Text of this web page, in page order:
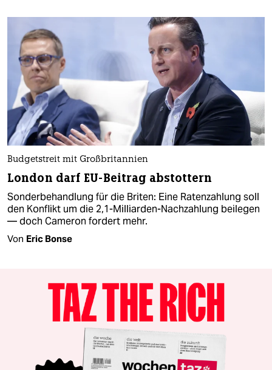
Budgetstreit mit Großbritannien
London darf EU-Beitrag abstottern
Sonderbehandlung für die Briten: Eine Ratenzahlung soll
den Konflikt um die 2,1-Milliarden-Nachzahlung beilegen
— doch Cameron fordert mehr.
Von Eric Bonse